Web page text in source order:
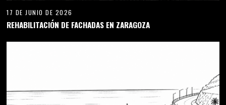
17 DE JUNIO DE 2026
REHABILITACIÓN DE FACHADAS EN ZARAGOZA